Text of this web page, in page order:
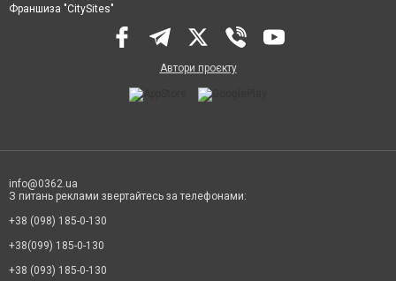
Франшиза "CitySites"
Автори проєкту
info@0362.ua
З питань реклами звертайтесь за телефонами:
+38 (098) 185-0-130
+38(099) 185-0-130
+38 (093) 185-0-130